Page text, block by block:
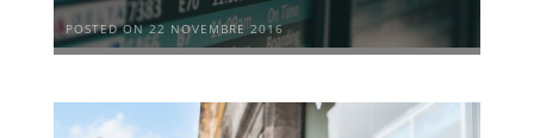
POSTED ON 22 NOVEMBRE 2016